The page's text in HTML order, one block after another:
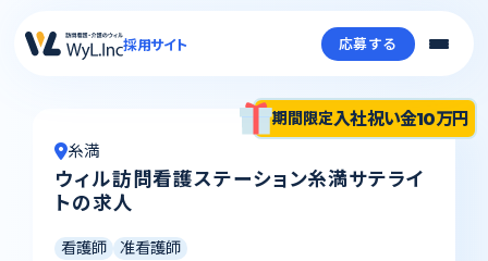
採用サイト 応募する
期間限定入社祝い金10万円
糸満
ウィル訪問看護ステーション糸満サテライ
トの求人
看護師 准看護師